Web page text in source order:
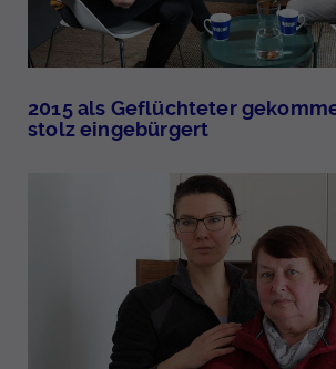
2015 als Geflüchteter
stolz eingebürgert